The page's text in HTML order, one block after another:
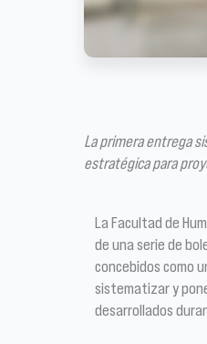
La primera entrega
estratégica para
La Facultad de
de una serie de
concebidos como
sistematizar y
desarrollados